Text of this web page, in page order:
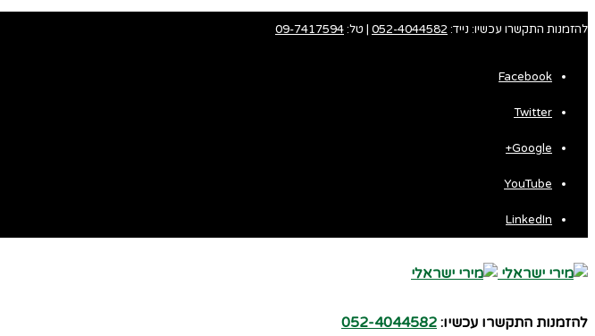
להזמנות התקשרו עכשיו: נייד: 052-4044582 | טל:09-7417594
Facebook
Twitter
Google+
YouTube
LinkedIn
להזמנות התקשרו עכשיו: 052-4044582